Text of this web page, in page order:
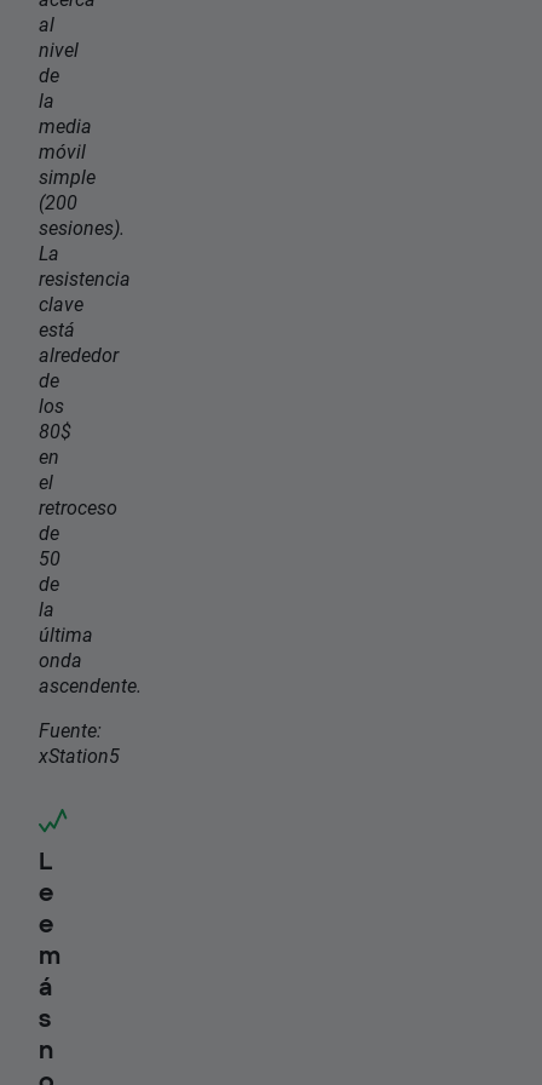
al
nivel
de
la
media
móvil
simple
(200
sesiones).
La
resistencia
clave
está
alrededor
de
los
80$
en
el
retroceso
de
50
de
la
última
onda
ascendente.
Fuente:
xStation5
L
e
e
m
á
s
n